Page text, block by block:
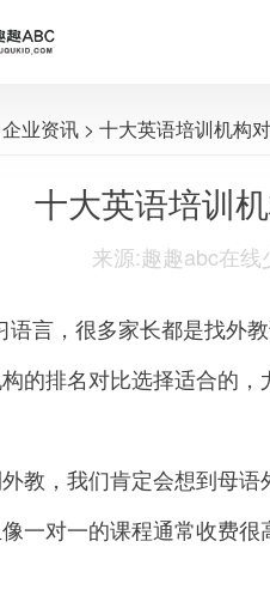
企业资讯 > 十大英语培训机构
十大英语培训
来源:趣趣abc在
，很多家长都是找外教
的排名对比选择适合的，
，我们肯定会想到母语
一对一的课程通常收费